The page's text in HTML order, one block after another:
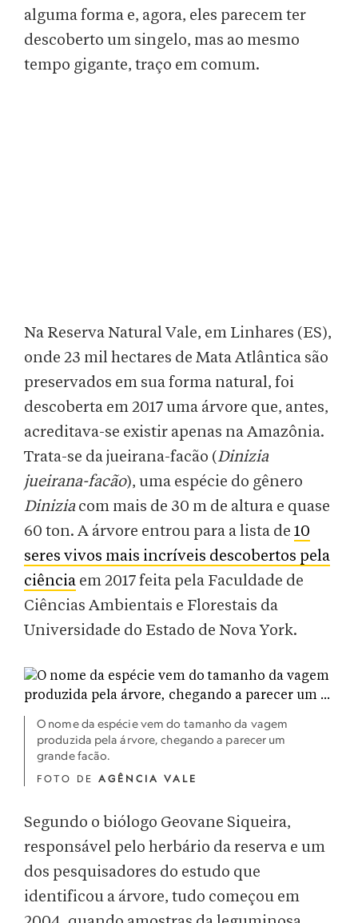
alguma forma e, agora, eles parecem ter
descoberto um singelo, mas ao mesmo
tempo gigante, traço em comum.
Na Reserva Natural Vale, em Linhares (ES),
onde 23 mil hectares de Mata Atlântica são
preservados em sua forma natural, foi
descoberta em 2017 uma árvore que, antes,
acreditava-se existir apenas na Amazônia.
Trata-se da jueirana-facão (Dinizia
jueirana-facão), uma espécie do gênero
Dinizia com mais de 30 m de altura e quase
60 ton. A árvore entrou para a lista de 10
seres vivos mais incríveis descobertos pela
ciência em 2017 feita pela Faculdade de
Ciências Ambientais e Florestais da
Universidade do Estado de Nova York.
O nome da espécie vem do tamanho da vagem
produzida pela árvore, chegando a parecer um
grande facão.
FOTO DE AGÊNCIA VALE
Segundo o biólogo Geovane Siqueira,
responsável pelo herbário da reserva e um
dos pesquisadores do estudo que
identificou a árvore, tudo começou em